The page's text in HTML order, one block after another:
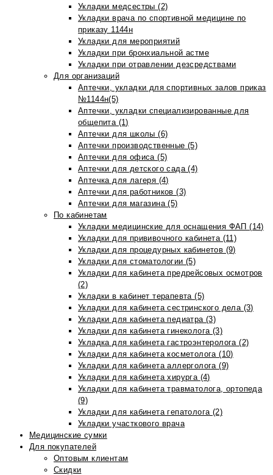
Укладки медсестры (2)
Укладки врача по спортивной медицине по
приказу 1144н
Укладки для мероприятий
Укладки при бронхиальной астме
Укладки при отравлении дезсредствами
Для организаций
Аптечки, укладки для спортивных залов приказ
№1144н(5)
Аптечки, укладки специализированные для
общепита (1)
Аптечки для школы (6)
Аптечки производственные (5)
Аптечки для офиса (5)
Аптечки для детского сада (4)
Аптечка для лагеря (4)
Аптечки для работников (3)
Аптечки для магазина (5)
По кабинетам
Укладки медицинские для оснащения ФАП (14)
Укладки для прививочного кабинета (11)
Укладки для процедурных кабинетов (9)
Укладки для стоматологии (5)
Укладки для кабинета предрейсовых осмотров
(2)
Укладки в кабинет терапевта (5)
Укладки для кабинета сестринского дела (3)
Укладки для кабинета педиатра (3)
Укладки для кабинета гинеколога (3)
Укладка для кабинета гастроэнтеролога (2)
Укладки для кабинета косметолога (10)
Укладки для кабинета аллерголога (9)
Укладки для кабинета хирурга (4)
Укладки для кабинета травматолога, ортопеда
(9)
Укладки для кабинета гепатолога (2)
Укладки участкового врача
Медицинские сумки
Для покупателей
Оптовым клиентам
Скидки